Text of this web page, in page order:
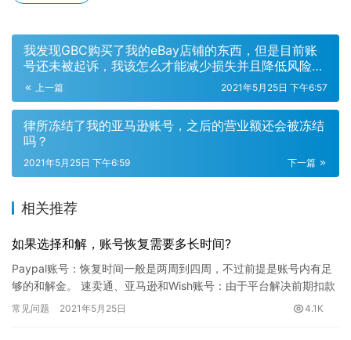
我发现GBC购买了我的eBay店铺的东西，但是目前账
号还未被起诉，我该怎么才能减少损失并且降低风险
呢？上一篇 2021年5月25日 下午6:57
律所冻结了我的亚马逊账号，之后的营业额还会被冻结
吗？
下一篇
2021年5月25日 下午6:59
相关推荐
如果选择和解，账号恢复需要多长时间?
Paypal账号：恢复时间一般是两周到四周，不过前提是账号内有足
够的和解金。 速卖通、亚马逊和Wish账号：由于平台解决前期扣款
的时间较长，恢复时间也较长，可能需要好几个月。 浏览…
常见问题 2021年5月25日 4.1K